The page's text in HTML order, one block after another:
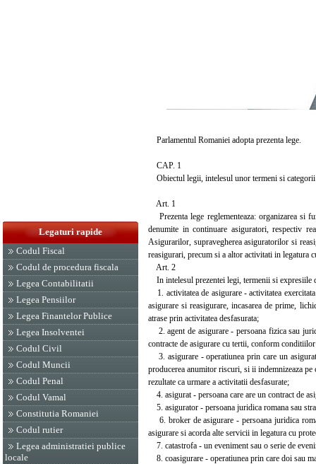
Legaturi rapide
Codul Fiscal
Codul de procedura fiscala
Legea Contabilitatii
Legea Pensiilor
Legea Finantelor Publice
Legea Insolventei
Codul Civil
Codul Muncii
Codul Penal
Codul Vamal
Constitutia Romaniei
Codul rutier
Legea administratiei publice
locale
Parlamentul Romaniei adopta prezenta lege.
CAP. 1
Obiectul legii, intelesul unor termeni si categorii
Art. 1
Prezenta lege reglementeaza: organizarea si
denumite in continuare asiguratori, respectiv
Asigurarilor, supravegherea asiguratorilor si
reasigurari, precum si a altor activitati in legatura
Art. 2
In intelesul prezentei legi, termenii si expresiile
1. activitatea de asigurare - activitatea
asigurare si reasigurare, incasarea de prime,
atrase prin activitatea desfasurata;
2. agent de asigurare - persoana fizica sau
contracte de asigurare cu tertii, conform
3. asigurare - operatiunea prin care un
producerea anumitor riscuri, si ii indemnizeaza
rezultate ca urmare a activitatii desfasurate;
4. asigurat - persoana care are un contract de
5. asigurator - persoana juridica romana sau
6. broker de asigurare - persoana juridica
asigurare si acorda alte servicii in legatura cu
7. catastrofa - un eveniment sau o serie de
8. coasigurare - operatiunea prin care doi sau